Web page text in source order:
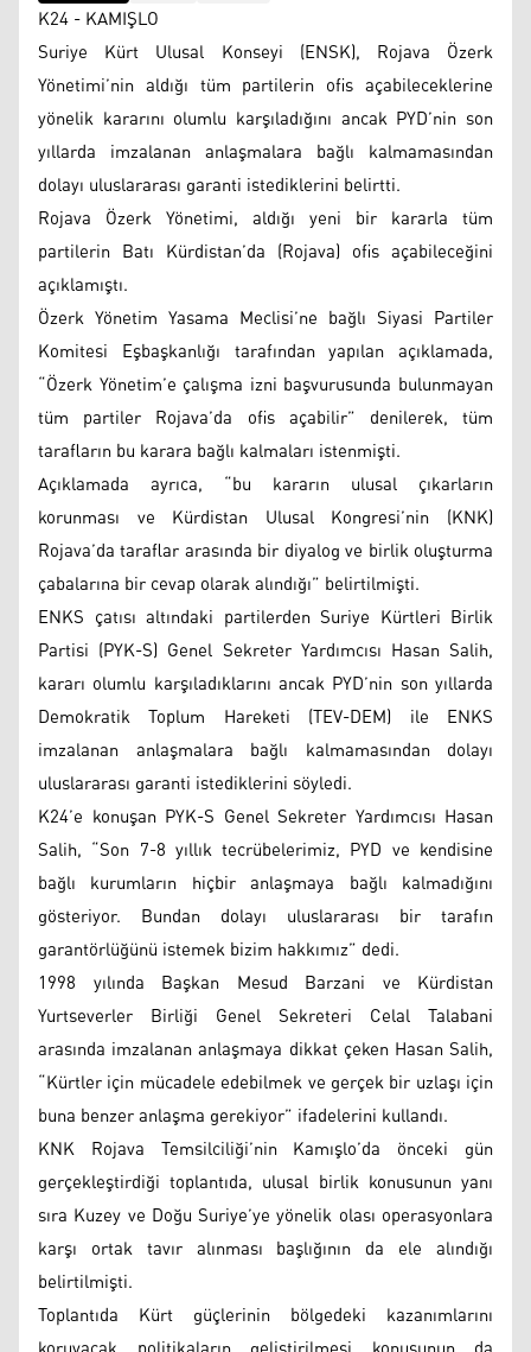
K24 - KAMIŞLO
Suriye Kürt Ulusal Konseyi (ENSK), Rojava Özerk
Yönetimi’nin aldığı tüm partilerin ofis açabileceklerine
yönelik kararını olumlu karşıladığını ancak PYD’nin son
yıllarda imzalanan anlaşmalara bağlı kalmamasından
dolayı uluslararası garanti istediklerini belirtti.
Rojava Özerk Yönetimi, aldığı yeni bir kararla tüm
partilerin Batı Kürdistan’da (Rojava) ofis açabileceğini
açıklamıştı.
Özerk Yönetim Yasama Meclisi’ne bağlı Siyasi Partiler
Komitesi Eşbaşkanlığı tarafından yapılan açıklamada,
“Özerk Yönetim’e çalışma izni başvurusunda bulunmayan
tüm partiler Rojava’da ofis açabilir” denilerek, tüm
tarafların bu karara bağlı kalmaları istenmişti.
Açıklamada ayrıca, “bu kararın ulusal çıkarların
korunması ve Kürdistan Ulusal Kongresi’nin (KNK)
Rojava’da taraflar arasında bir diyalog ve birlik oluşturma
çabalarına bir cevap olarak alındığı” belirtilmişti.
ENKS çatısı altındaki partilerden Suriye Kürtleri Birlik
Partisi (PYK-S) Genel Sekreter Yardımcısı Hasan Salih,
kararı olumlu karşıladıklarını ancak PYD’nin son yıllarda
Demokratik Toplum Hareketi (TEV-DEM) ile ENKS
imzalanan anlaşmalara bağlı kalmamasından dolayı
uluslararası garanti istediklerini söyledi.
K24’e konuşan PYK-S Genel Sekreter Yardımcısı Hasan
Salih, “Son 7-8 yıllık tecrübelerimiz, PYD ve kendisine
bağlı kurumların hiçbir anlaşmaya bağlı kalmadığını
gösteriyor. Bundan dolayı uluslararası bir tarafın
garantörlüğünü istemek bizim hakkımız” dedi.
1998 yılında Başkan Mesud Barzani ve Kürdistan
Yurtseverler Birliği Genel Sekreteri Celal Talabani
arasında imzalanan anlaşmaya dikkat çeken Hasan Salih,
“Kürtler için mücadele edebilmek ve gerçek bir uzlaşı için
buna benzer anlaşma gerekiyor” ifadelerini kullandı.
KNK Rojava Temsilciliği’nin Kamışlo’da önceki gün
gerçekleştirdiği toplantıda, ulusal birlik konusunun yanı
sıra Kuzey ve Doğu Suriye’ye yönelik olası operasyonlara
karşı ortak tavır alınması başlığının da ele alındığı
belirtilmişti.
Toplantıda Kürt güçlerinin bölgedeki kazanımlarını